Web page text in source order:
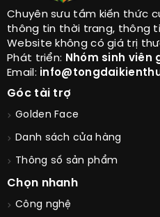
Chuyên sưu tầm kiến thức
thông tin thời trang, thông
Website không có giá trị
Phát triển: Nhóm sinh viên
Email:
Góc tài trợ
Golden Face
Danh sách cửa hàng
Thông số sản phẩm
Chọn nhanh
Công nghệ